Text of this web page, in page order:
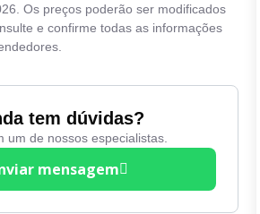
Tracao 4x4
Vidro Eletrico
Volante com regulagem
de altura
Volante Multifuncional
Os preços poderão ser modificados
e confirme todas as informações
tem dúvidas?
um de nossos especialistas.
mensagem